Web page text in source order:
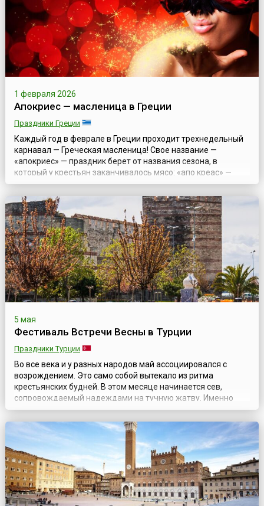
проводятся во многих странах мира и привлекают и любит...
1 февраля 2026
Апокриес — масленица в Греции
Праздники Греции
Каждый год в феврале в Греции проходит трехнедельный
карнавал — Греческая масленица! Свое название —
«апокриес» — праздник берет от названия сезона, в
который у крестьян заканчивалось мясо: «апо креас» —
«без мяса». Апокриес — это традиция греческой глубинки.
Традиционно народные карнавалы проводят в разных
районах Греции, где сохранились или были восстановлены
древние традиции наряжаться. Так...
5 мая
Фестиваль Встречи Весны в Турции
Праздники Турции
Во все века и у разных народов май ассоциировался с
возрождением. Это само собой вытекало из ритма
крестьянских будней. В этом месяце начинается сев,
сопровождаемый надеждами на тучную жатву. Именно
тогда закладываются семена будущего урожая, а значит и
имущественного достатка семьи. Наконец, в последний
месяц весны все вокруг поражает глаз буйством красок,
некогда вызывавшим столько сказаний об е...